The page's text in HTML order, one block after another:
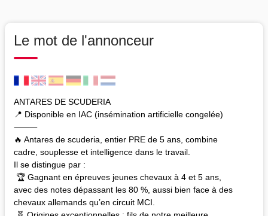
Le mot de l'annonceur
ANTARES DE SCUDERIA
📍 Disponible en IAC (insémination artificielle congelée)
⸻
🔥 Antares de scuderia, entier PRE de 5 ans, combine
cadre, souplesse et intelligence dans le travail.
Il se distingue par :
🏆 Gagnant en épreuves jeunes chevaux à 4 et 5 ans,
avec des notes dépassant les 80 %, aussi bien face à des
chevaux allemands qu’en circuit MCI.